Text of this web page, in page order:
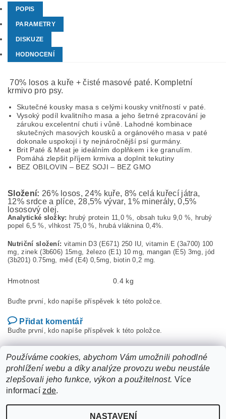
POPIS
PARAMETRY
DISKUZE
HODNOCENÍ
70% losos a kuře + čisté masové paté. Kompletní
krmivo pro psy.
Skutečné kousky masa s celými kousky vnitřností v paté.
Vysoký podíl kvalitního masa a jeho šetrné zpracování je
zárukou excelentní chuti i vůně. Lahodné kombinace
skutečných masových kousků a orgánového masa v paté
dokonale uspokojí i ty nejnáročnější psí gurmány.
Brit Paté & Meat je ideálním doplňkem i ke granulím.
Pomáhá zlepšit příjem krmiva a doplnit tekutiny
BEZ OBILOVIN – BEZ SOJI – BEZ GMO
Složení: 26% losos, 24% kuře, 8% celá kuřecí játra,
12% srdce a plíce, 28,5% vývar, 1% minerály, 0,5%
lososový olej.
Analytické složky: hrubý protein 11,0 %, obsah tuku 9,0 %, hrubý
popel 6,5 %, vlhkost 75,0 %, hrubá vláknina 0,4%.
Nutriční složení: vitamin D3 (E671) 250 IU, vitamin E (3a700) 100
mg, zinek (3b606) 15mg, železo (E1) 10 mg, mangan (E5) 3mg, jód
(3b201) 0.75mg, měď (E4) 0,5mg, biotin 0,2 mg.
Hmotnost 0.4 kg
Buďte první, kdo napíše příspěvek k této položce.
Přidat komentář
Buďte první, kdo napíše příspěvek k této položce.
Používáme cookies, abychom Vám umožnili pohodlné
prohlížení webu a díky analýze provozu webu neustále
zlepšovali jeho funkce, výkon a použitelnost. Více
informacízde.
NASTAVENÍ